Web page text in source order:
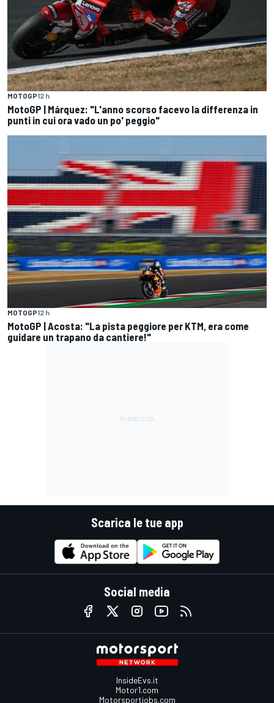
MOTOGP12 h
MotoGP | Márquez: "L'anno scorso facevo la differenza in
punti in cui ora vado un po' peggio"
MOTOGP12 h
MotoGP | Acosta: "La pista peggiore per KTM, era come
guidare un trapano da cantiere!"
Scarica le tue app
Social media
InsideEvs.it
Motor1.com
Motorsportjobs.com